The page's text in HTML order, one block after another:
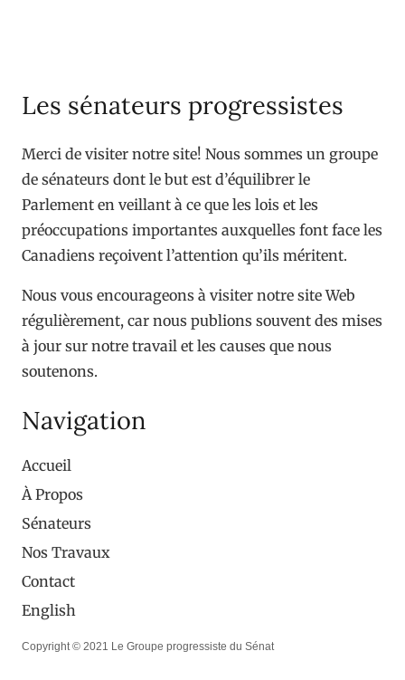
Les sénateurs progressistes
Merci de visiter notre site! Nous sommes un groupe
de sénateurs dont le but est d’équilibrer le
Parlement en veillant à ce que les lois et les
préoccupations importantes auxquelles font face les
Canadiens reçoivent l’attention qu’ils méritent.
Nous vous encourageons à visiter notre site Web
régulièrement, car nous publions souvent des mises
à jour sur notre travail et les causes que nous
soutenons.
Navigation
Accueil
À Propos
Sénateurs
Nos Travaux
Contact
English
Copyright © 2021 Le Groupe progressiste du Sénat